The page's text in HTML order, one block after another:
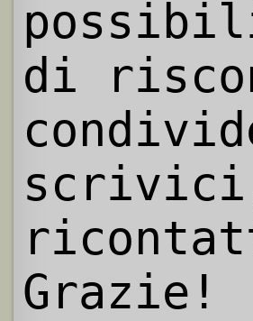
di
Grazie!